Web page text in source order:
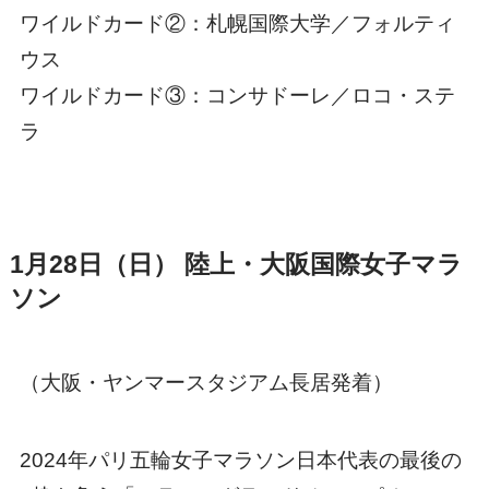
ワイルドカード②：札幌国際大学／フォルティ
ウス
ワイルドカード③：コンサドーレ／ロコ・ステ
ラ
1月28日（日） 陸上・大阪国際女子マラ
ソン
（大阪・ヤンマースタジアム長居発着）
2024年パリ五輪女子マラソン日本代表の最後の